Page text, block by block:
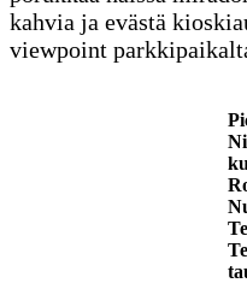
kahvia ja evästä
viewpoint